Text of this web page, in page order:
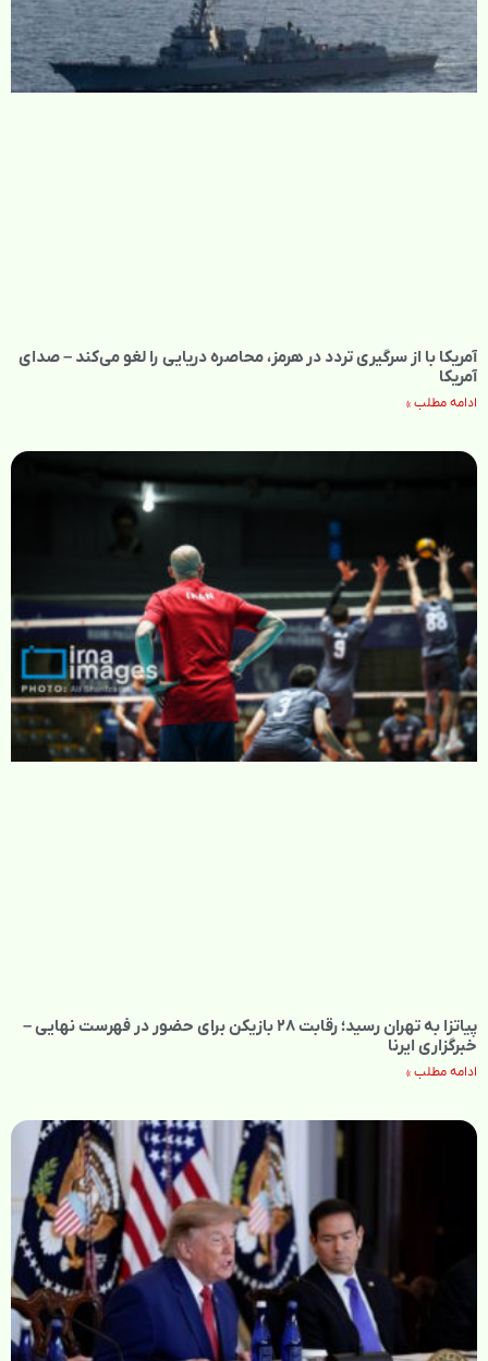
آمریکا با از سرگیری تردد در هرمز، محاصره دریایی را لغو می‌کند – صدای
آمریکا
ادامه مطلب »
پیاتزا به تهران رسید؛ رقابت ۲۸ بازیکن برای حضور در فهرست نهایی –
خبرگزاری ایرنا
ادامه مطلب »